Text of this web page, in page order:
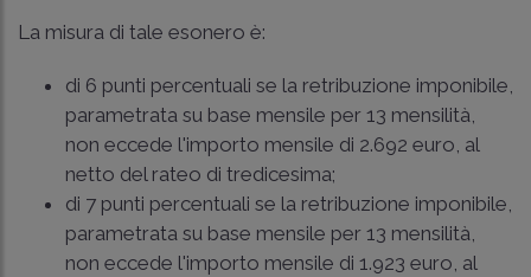
La misura di tale esonero è:
di 6 punti percentuali se la retribuzione imponibile,
parametrata su base mensile per 13 mensilità,
non eccede l'importo mensile di 2.692 euro, al
netto del rateo di tredicesima;
di 7 punti percentuali se la retribuzione imponibile,
parametrata su base mensile per 13 mensilità,
non eccede l'importo mensile di 1.923 euro, al